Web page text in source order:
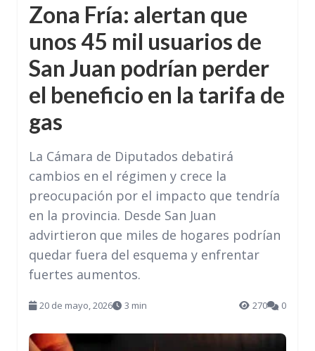
Zona Fría: alertan que
unos 45 mil usuarios de
San Juan podrían perder
el beneficio en la tarifa de
gas
La Cámara de Diputados debatirá
cambios en el régimen y crece la
preocupación por el impacto que tendría
en la provincia. Desde San Juan
advirtieron que miles de hogares podrían
quedar fuera del esquema y enfrentar
fuertes aumentos.
20 de mayo, 2026 3 min 270 0